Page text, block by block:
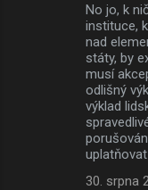
No jo, k
instituce,
nad
státy, by
musí
odlišný
výklad
30. srpna